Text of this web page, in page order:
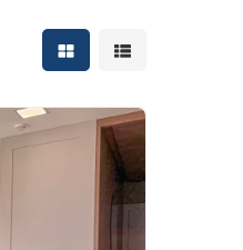
Mostrar resultados em
Mostrar